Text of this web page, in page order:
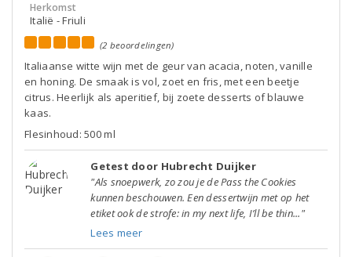
Herkomst
Italië - Friuli
(2 beoordelingen)
Italiaanse witte wijn met de geur van acacia, noten, vanille
en honing. De smaak is vol, zoet en fris, met een beetje
citrus. Heerlijk als aperitief, bij zoete desserts of blauwe
kaas.
Flesinhoud: 500 ml
Getest door Hubrecht Duijker
"Als snoepwerk, zo zou je de Pass the Cookies
kunnen beschouwen. Een dessertwijn met op het
etiket ook de strofe: in my next life, I’ll be thin..."
Lees meer